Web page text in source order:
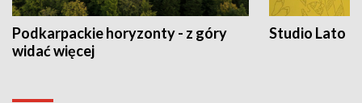
Podkarpackie horyzonty - z góry
widać więcej
Studio Lato